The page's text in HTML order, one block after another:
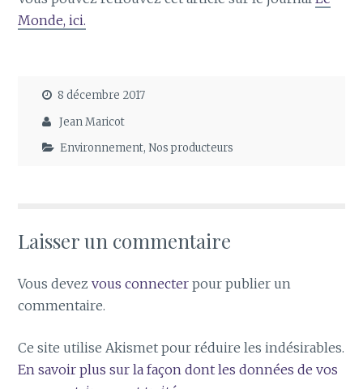
Monde, ici.
8 décembre 2017
Jean Maricot
Environnement,Nos producteurs
Laisser un commentaire
Vous devezvous connecter pour publier un
commentaire.
Ce site utilise Akismet pour réduire les indésirables.
En savoir plus sur la façon dont les données de vos